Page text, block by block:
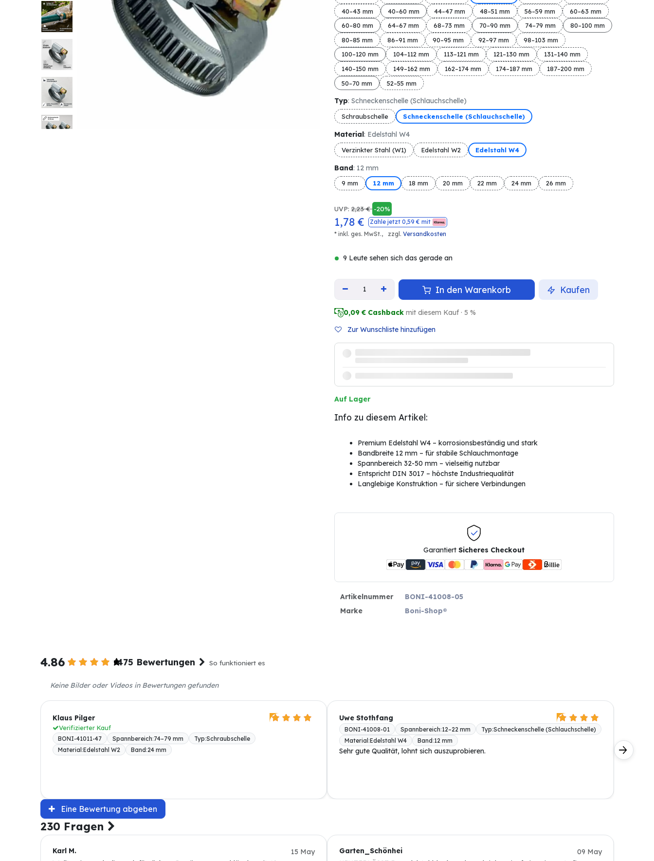
40–43 mm
40–60 mm 44–47 mm 48–51 mm 56–59 mm
60–63 mm
60–80 mm
64–67 mm 68–73 mm 70–90 mm 74–79 mm
80–100 mm
80–85 mm
86–91 mm 90–95 mm 92–97 mm
98–103 mm
100–120 mm
104–112 mm 113–121 mm 121–130 mm
131–140 mm
140–150 mm
149–162 mm 162–174 mm 174–187 mm
187–200 mm
50–70 mm
52–55 mm
Typ: Schneckenschelle (Schlauchschelle)
Schraubschelle Schneckenschelle (Schlauchschelle)
Material: Edelstahl W4
Verzinkter Stahl (W1) Edelstahl W2 Edelstahl W4
Band: 12 mm
9 mm 12 mm 18 mm 20 mm 22 mm 24 mm 26 mm
UVP: 2,23€ -20%
1,78 € Zahle jetzt 0,59 € mit
* inkl. ges. MwSt.,
zzgl. Versandkosten
9 Leute sehen sich das gerade an
In den Warenkorb Kaufen
0,09 € Cashback mit diesem Kauf · 5 %
Zur Wunschliste hinzufügen
Auf Lager
Info zu diesem Artikel:
Premium Edelstahl W4 – korrosionsbeständig und stark
Bandbreite 12 mm – für stabile Schlauchmontage
Spannbereich 32-50 mm – vielseitig nutzbar
Entspricht DIN 3017 – höchste Industriequalität
Langlebige Konstruktion – für sichere Verbindungen
GarantiertSicheres Checkout
Artikelnummer
BONI-41008-05
Marke
Boni-Shop®
4.86 475 Bewertungen So funktioniert es
Keine Bilder oder Videos in Bewertungen gefunden
Klaus Pilger
Verifizierter Kauf
BONI-41011-47 Spannbereich:74–79 mm Typ:Schraubschelle
Material :Edelstahl W2 Band :24 mm
Uwe Stothfang
BONI-41008-01 Spannbereich:12–22 mm Typ:Schneckenschelle (Schlauchschelle)
Material :Edelstahl W4 Band :12 mm
Sehr gute Qualität, lohnt sich auszuprobieren.
Eine Bewertung abgeben
230 Fragen
Karl M.
15 May
Garten_Schönhei
09 May